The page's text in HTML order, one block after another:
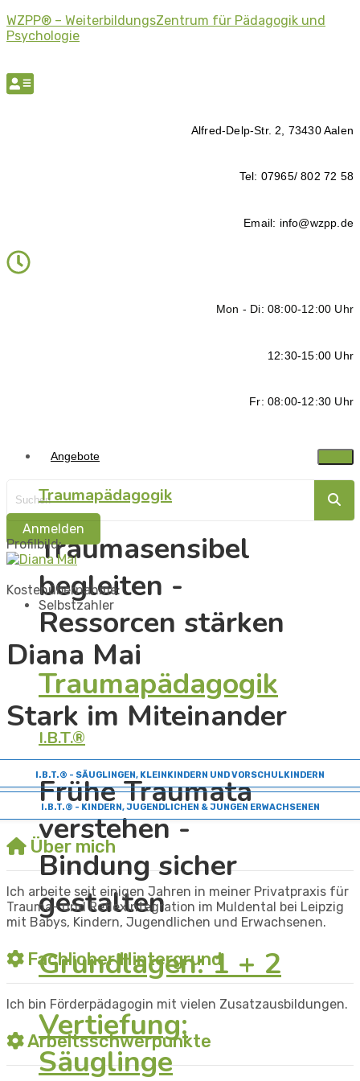
WZPP® – WeiterbildungsZentrum für Pädagogik und
Psychologie
Alfred-Delp-Str. 2, 73430 Aalen
Tel: 07965/ 802 72 58
Email: info@wzpp.de
Mon - Di: 08:00-12:00 Uhr
12:30-15:00 Uhr
Fr: 08:00-12:30 Uhr
Angebote
Traumapädagogik
Traumasensibel
begleiten -
Ressorcen stärken
Traumapädagogik
I.B.T.®
Frühe Traumata
verstehen -
Bindung sicher
gestalten
Grundlagen: 1 + 2
Vertiefung:
Säuglinge
Anmelden
Profilbild:
Kostenübernahme:
Selbstzahler
Diana Mai
Stark im Miteinander
I.B.T.® - SÄUGLINGEN, KLEINKINDERN UND VORSCHULKINDERN
I.B.T.® - KINDERN, JUGENDLICHEN & JUNGEN ERWACHSENEN
Über mich
Ich arbeite seit einigen Jahren in meiner Privatpraxis für
Trauma- und Reflexintegration im Muldental bei Leipzig
mit Babys, Kindern, Jugendlichen und Erwachsenen.
Fachlicher Hintergrund
Ich bin Förderpädagogin mit vielen Zusatzausbildungen.
Arbeitsschwerpunkte